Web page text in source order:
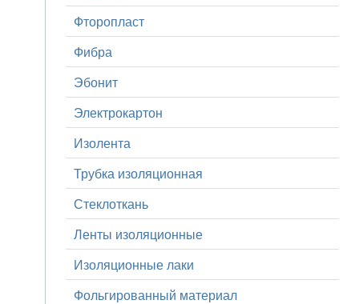
Фторопласт
Фибра
Эбонит
Электрокартон
Изолента
Трубка изоляционная
Стеклоткань
Ленты изоляционные
Изоляционные лаки
Фольгированный материал